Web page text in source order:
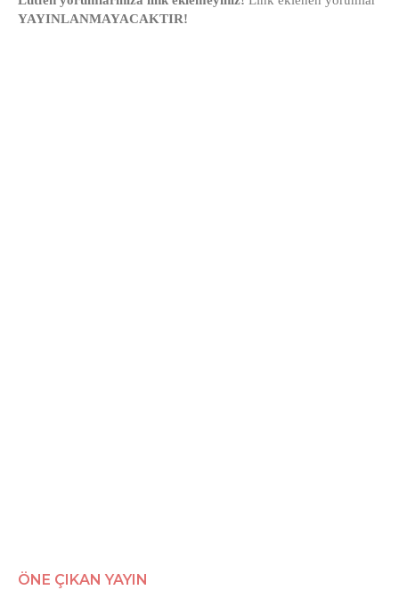
YAYINLANMAYACAKTIR!
ÖNE ÇIKAN YAYIN